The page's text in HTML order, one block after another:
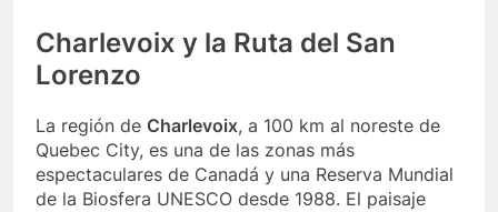
Charlevoix y la Ruta del San
Lorenzo
La región de Charlevoix, a 100 km al noreste de
Quebec City, es una de las zonas más
espectaculares de Canadá y una Reserva Mundial
de la Biosfera UNESCO desde 1988. El paisaje